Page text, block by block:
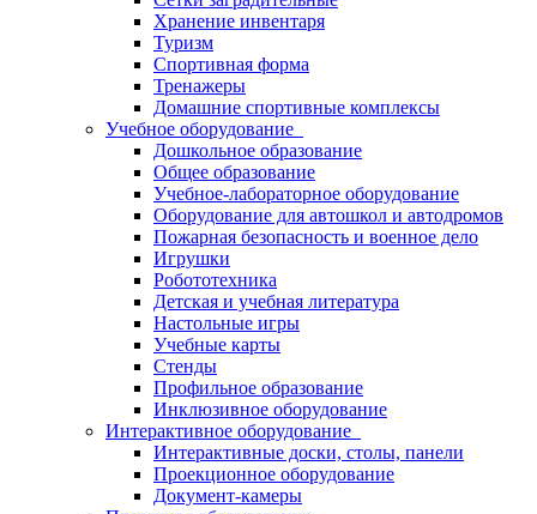
Хранение инвентаря
Туризм
Спортивная форма
Тренажеры
Домашние спортивные комплексы
Учебное оборудование
Дошкольное образование
Общее образование
Учебное-лабораторное оборудование
Оборудование для автошкол и автодромов
Пожарная безопасность и военное дело
Игрушки
Робототехника
Детская и учебная литература
Настольные игры
Учебные карты
Стенды
Профильное образование
Инклюзивное оборудование
Интерактивное оборудование
Интерактивные доски, столы, панели
Проекционное оборудование
Документ-камеры